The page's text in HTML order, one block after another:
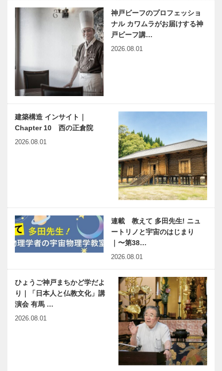
神戸ビーフのプロフェッショ
ナル カワムラがお届けする神
戸ビーフ講…
2026.08.01
建築構造 インサイト｜
Chapter 10 西の正倉院
2026.08.01
連載 教えて 多田先生! ニュ
ートリノと宇宙のはじまり
｜〜第38…
2026.08.01
ひょうご神戸まちかど学だよ
り｜「日本人と仏教文化」講
演会 有馬 …
2026.08.01